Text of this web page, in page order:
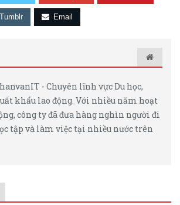
Tumblr Email
- Chuyên lĩnh vực Du học,
khẩu lao động. Với nhiều năm hoạt
công ty đã đưa hàng nghìn người đi
tập và làm việc tại nhiều nước trên